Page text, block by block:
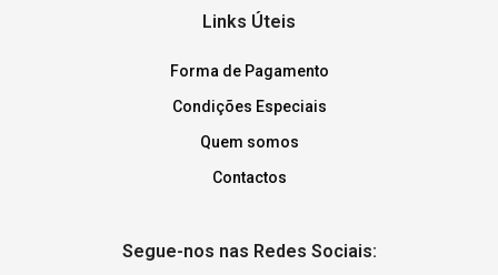
Links Úteis
Forma de Pagamento
Condições Especiais
Quem somos
Contactos
Segue-nos nas Redes Sociais: